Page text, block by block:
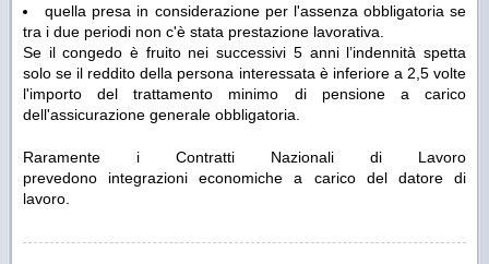
quella presa in considerazione per l'assenza obbligatoria se
tra i due periodi non c'è stata prestazione lavorativa.
Se il congedo è fruito nei successivi 5 anni l’indennità spetta
solo se il reddito della persona interessata è inferiore a 2,5 volte
l'importo del trattamento minimo di pensione a carico
dell'assicurazione generale obbligatoria.
Raramente i Contratti Nazionali di Lavoro
prevedono integrazioni economiche a carico del datore di
lavoro.